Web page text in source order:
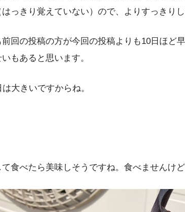
っきり覚えていない）ので、よりすっきり
回の投稿の方が今回の投稿よりも10日ほど
もあると思います。
大きいですからね。
食べたら美味しそうですね。食べませんけど